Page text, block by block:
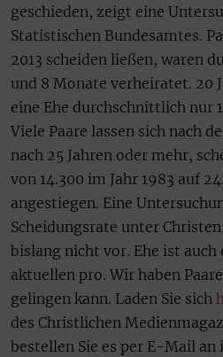
geschieden, zeigt eine
Statistischen Bundesamtes.
2013 scheiden ließen, waren
und 8 Monate verheiratet. 20
eine Ehe durchschnittlich nur
Viele Paare lassen sich nach
nach 25 Jahren oder mehr,
von 14.300 im Jahr 1983 auf
angestiegen. Eine
Scheidungsrate unter
bislang nicht vor. Ehe ist
aktuellen pro. Wir haben
gelingen kann. Laden Sie sich
des Christlichen
bestellen Sie es per E-Mail